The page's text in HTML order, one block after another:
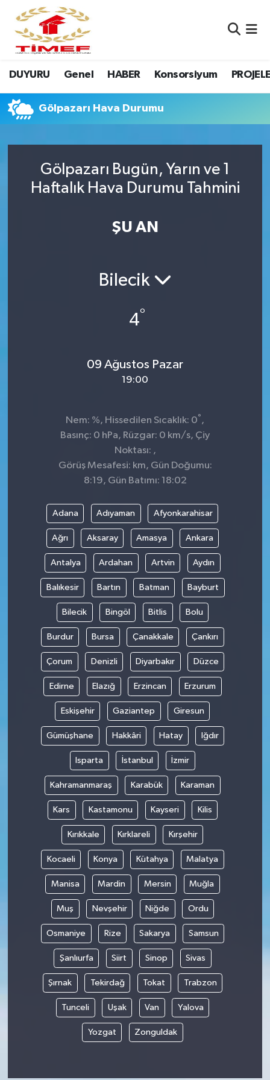
DUYURU Genel HABER Konsorsiyum
Gölpazarı Hava Durumu
Gölpazarı Bugün, Yarın ve 1
Haftalık Hava Durumu Tahmini
ŞU AN
Bilecik
4°
09 Ağustos Pazar
19:00
Nem: %, Hissedilen Sıcaklık: 0° ,
Basınç: 0 hPa, Rüzgar: 0 km/s, Çiy
Noktası: ,
Görüş Mesafesi: km, Gün Doğumu:
8:19, Gün Batımı: 18:02
Adana Adıyaman Afyonkarahisar
Ağrı Aksaray Amasya Ankara
Antalya Ardahan Artvin Aydın
Balıkesir Bartın Batman Bayburt
Bilecik Bingöl Bitlis Bolu
Burdur Bursa Çanakkale Çankırı
Çorum Denizli Diyarbakır Düzce
Edirne Elazığ Erzincan Erzurum
Eskişehir Gaziantep Giresun
Gümüşhane Hakkâri Hatay Iğdır
Isparta İstanbul İzmir
Kahramanmaraş Karabük Karaman
Kars Kastamonu Kayseri Kilis
Kırıkkale Kırklareli Kırşehir
Kocaeli Konya Kütahya Malatya
Manisa Mardin Mersin Muğla
Muş Nevşehir Niğde Ordu
Osmaniye Rize Sakarya Samsun
Şanlıurfa Siirt Sinop Sivas
Şırnak Tekirdağ Tokat Trabzon
Tunceli Uşak Van Yalova
Yozgat Zonguldak
Anasayfa Kutu
Anasayfa Manşet
Canlı Yayın
Erasmus
PROJELER İNGİLİZCE
YEREL MEDYA RAPORU
Nöbetçi Eczaneler
Hava Durumu
Namaz Vakitleri
Süper Lig Puan Durumu ve Fikstür
Son Dakika Haberleri